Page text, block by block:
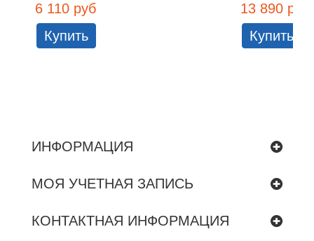
6 110 руб
Купить
13 890 руб
Купить
ИНФОРМАЦИЯ
МОЯ УЧЕТНАЯ ЗАПИСЬ
КОНТАКТНАЯ ИНФОРМАЦИЯ